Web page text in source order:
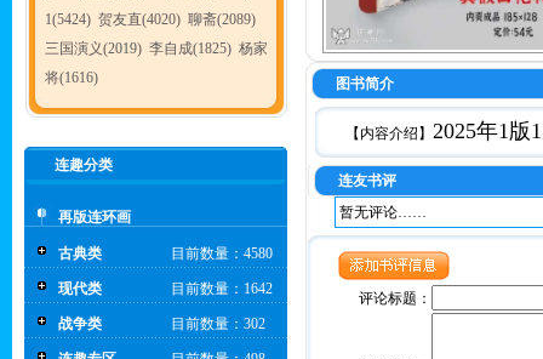
1(5424) 贺友直(4020) 聊斋(2089)
三国演义(2019) 李自成(1825) 杨家
将(1616)
连趣分类
再版连环画
古典类 目前数量：4580
现代类 目前数量：1642
战争类 目前数量：302
图书简介
【内容介绍】 2025年1版
连友书评
暂无评论……
评论标题：